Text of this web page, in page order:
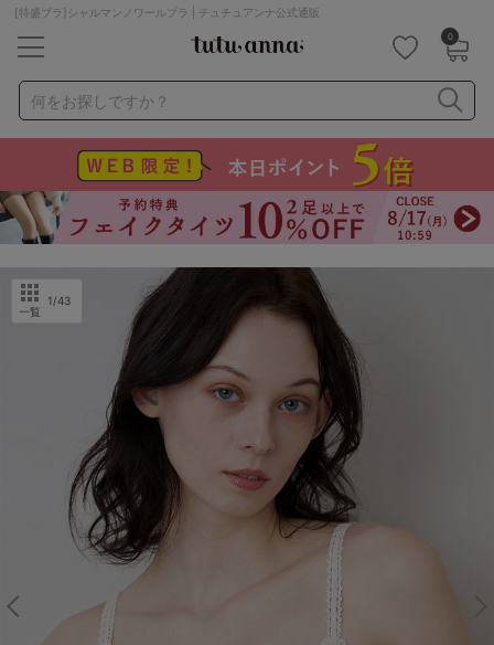
[特盛ブラ]シャルマンノワールブラ | チュチュアンナ公式通販
0
何をお探しですか？
ナイトブラ ノンワイヤー 特盛ブラ
チューブトップ
折り畳み
パジャマ ストッキング
キャミソール
カテゴリから探す
レッグウェア 下着
ルームウェア ライフスタイル
メンズ キッズ
マタニティ ギフトラッピング
一覧
1/43